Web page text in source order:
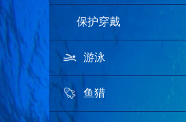
保护穿戴
游泳
鱼猎